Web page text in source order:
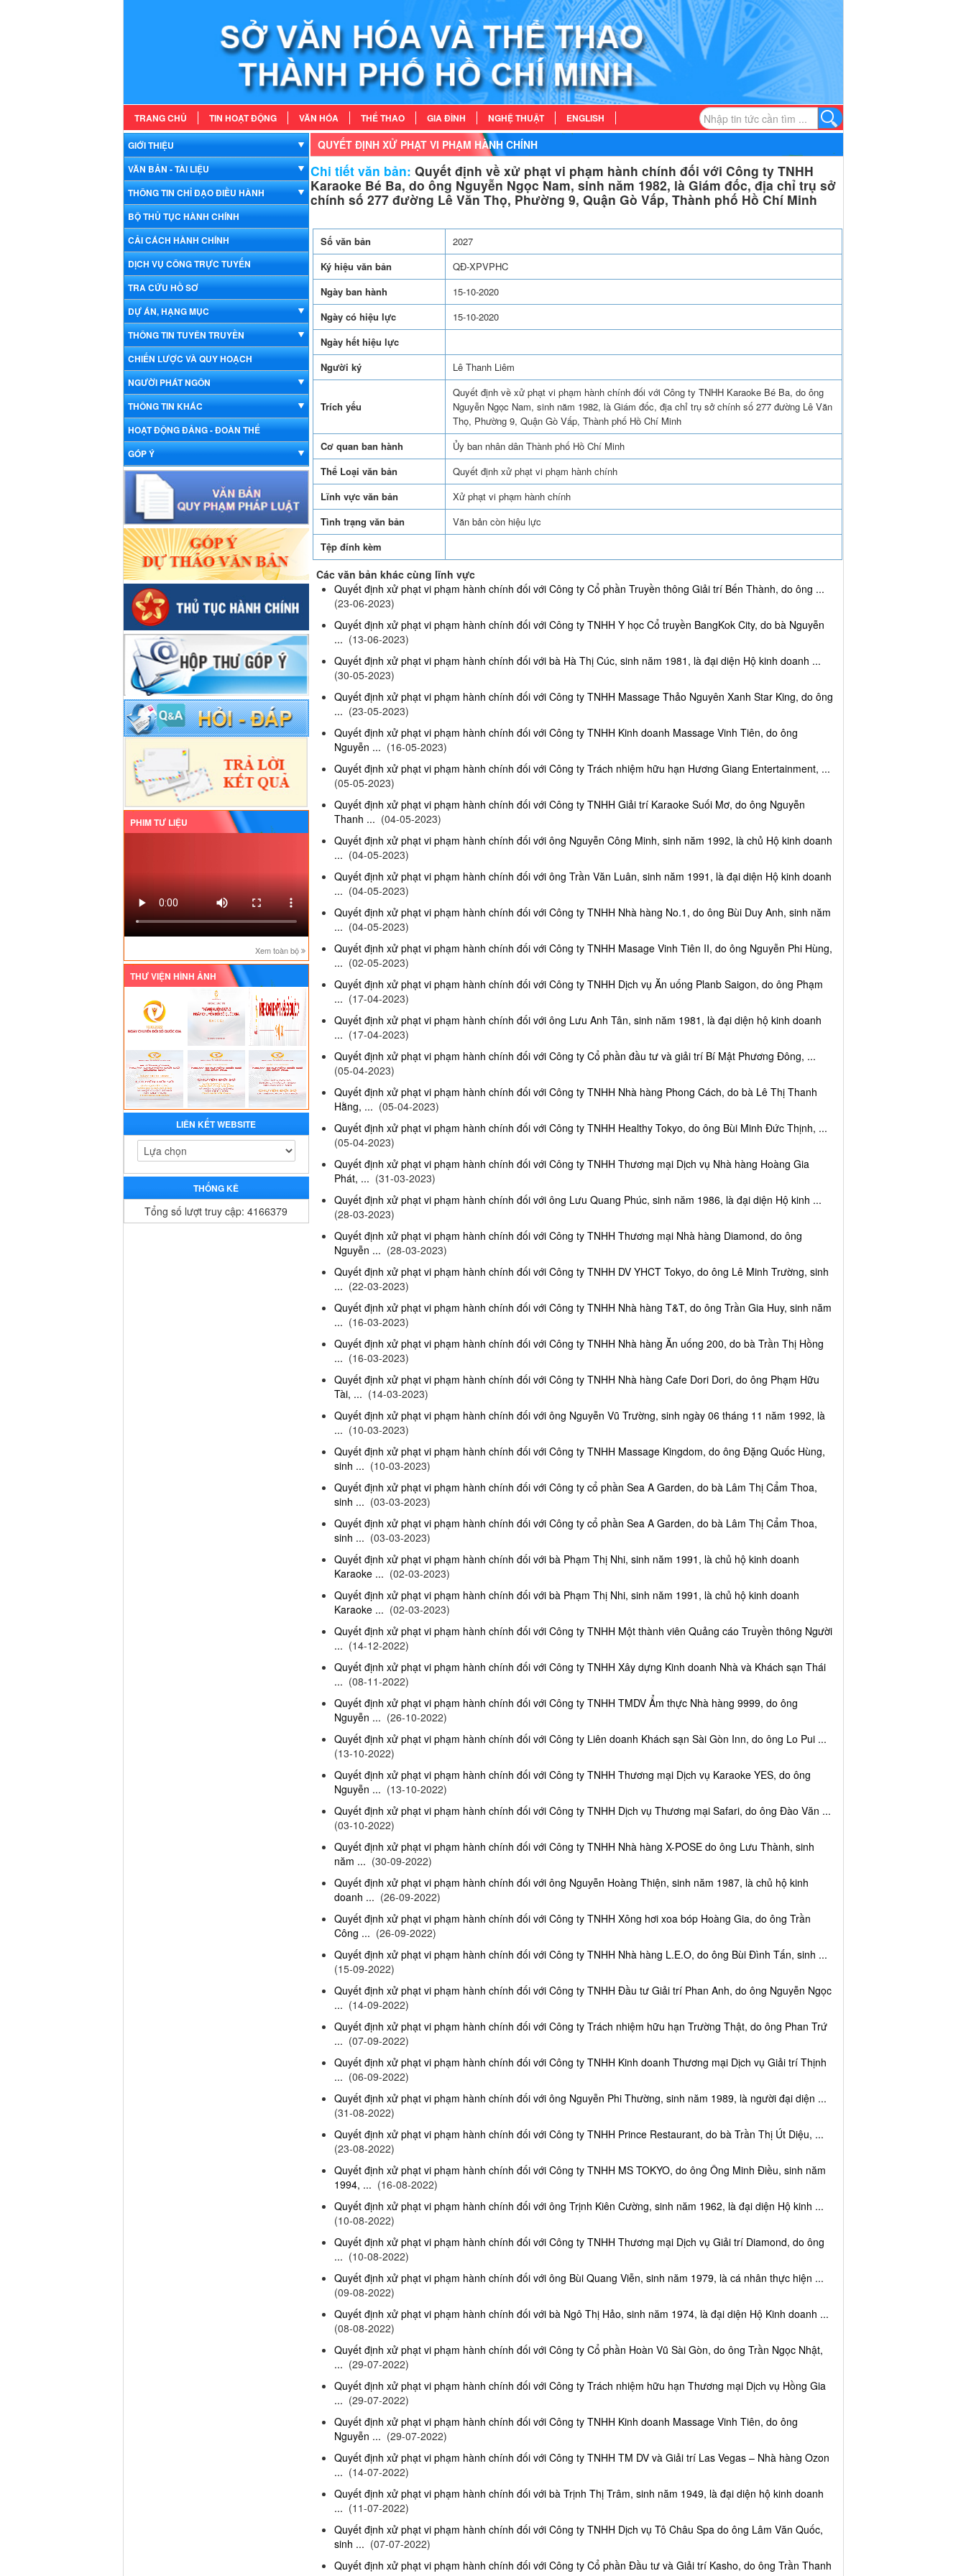
TRANG CHỦ TIN HOẠT ĐỘNG VĂN HÓA THỂ THAO GIA ĐÌNH NGHỆ THUẬT ENGLISH
GIỚI THIỆU
VĂN BẢN - TÀI LIỆU
THÔNG TIN CHỈ ĐẠO ĐIỀU HÀNH
BỘ THỦ TỤC HÀNH CHÍNH
CẢI CÁCH HÀNH CHÍNH
DỊCH VỤ CÔNG TRỰC TUYẾN
TRA CỨU HỒ SƠ
DỰ ÁN, HẠNG MỤC
THÔNG TIN TUYÊN TRUYỀN
CHIẾN LƯỢC VÀ QUY HOẠCH
NGƯỜI PHÁT NGÔN
THÔNG TIN KHÁC
HOẠT ĐỘNG ĐẢNG - ĐOÀN THỂ
GÓP Ý
PHIM TƯ LIỆU
Xem toàn bộ
THƯ VIỆN HÌNH ẢNH
LIÊN KẾT WEBSITE
THỐNG KÊ
Tổng số lượt truy cập: 4166379
QUYẾT ĐỊNH XỬ PHẠT VI PHẠM HÀNH CHÍNH
Chi tiết văn bản: Quyết định về xử phạt vi phạm hành chính đối với Công ty TNHH
Karaoke Bé Ba, do ông Nguyễn Ngọc Nam, sinh năm 1982, là Giám đốc, địa chỉ trụ sở
chính số 277 đường Lê Văn Thọ, Phường 9, Quận Gò Vấp, Thành phố Hồ Chí Minh
Số văn bản
2027
Ký hiệu văn bản
QĐ-XPVPHC
Ngày ban hành
15-10-2020
Ngày có hiệu lực
15-10-2020
Ngày hết hiệu lực
Người ký
Lê Thanh Liêm
Trích yếu
Quyết định về xử phạt vi phạm hành chính đối với Công ty TNHH Karaoke Bé Ba, do ông
Nguyễn Ngọc Nam, sinh năm 1982, là Giám đốc, địa chỉ trụ sở chính số 277 đường Lê Văn
Thọ, Phường 9, Quận Gò Vấp, Thành phố Hồ Chí Minh
Cơ quan ban hành
Ủy ban nhân dân Thành phố Hồ Chí Minh
Thể Loại văn bản
Quyết định xử phạt vi phạm hành chính
Lĩnh vực văn bản
Xử phạt vi phạm hành chính
Tình trạng văn bản
Văn bản còn hiệu lực
Tệp đính kèm
Các văn bản khác cùng lĩnh vực
Quyết định xử phạt vi phạm hành chính đối với Công ty Cổ phần Truyền thông Giải trí Bến Thành, do ông ...
(23-06-2023)
Quyết định xử phạt vi phạm hành chính đối với Công ty TNHH Y học Cổ truyền BangKok City, do bà Nguyễn
... (13-06-2023)
Quyết định xử phạt vi phạm hành chính đối với bà Hà Thị Cúc, sinh năm 1981, là đại diện Hộ kinh doanh ...
(30-05-2023)
Quyết định xử phạt vi phạm hành chính đối với Công ty TNHH Massage Thảo Nguyên Xanh Star King, do ông
... (23-05-2023)
Quyết định xử phạt vi phạm hành chính đối với Công ty TNHH Kinh doanh Massage Vinh Tiên, do ông
Nguyễn ... (16-05-2023)
Quyết định xử phạt vi phạm hành chính đối với Công ty Trách nhiệm hữu hạn Hương Giang Entertainment, ...
(05-05-2023)
Quyết định xử phạt vi phạm hành chính đối với Công ty TNHH Giải trí Karaoke Suối Mơ, do ông Nguyễn
Thanh ... (04-05-2023)
Quyết định xử phạt vi phạm hành chính đối với ông Nguyễn Công Minh, sinh năm 1992, là chủ Hộ kinh doanh
... (04-05-2023)
Quyết định xử phạt vi phạm hành chính đối với ông Trần Văn Luân, sinh năm 1991, là đại diện Hộ kinh doanh
... (04-05-2023)
Quyết định xử phạt vi phạm hành chính đối với Công ty TNHH Nhà hàng No.1, do ông Bùi Duy Anh, sinh năm
... (04-05-2023)
Quyết định xử phạt vi phạm hành chính đối với Công ty TNHH Masage Vinh Tiên II, do ông Nguyễn Phi Hùng,
... (02-05-2023)
Quyết định xử phạt vi phạm hành chính đối với Công ty TNHH Dịch vụ Ăn uống Planb Saigon, do ông Phạm
... (17-04-2023)
Quyết định xử phạt vi phạm hành chính đối với ông Lưu Anh Tân, sinh năm 1981, là đại diện hộ kinh doanh
... (17-04-2023)
Quyết định xử phạt vi phạm hành chính đối với Công ty Cổ phần đầu tư và giải trí Bí Mật Phương Đông, ...
(05-04-2023)
Quyết định xử phạt vi phạm hành chính đối với Công ty TNHH Nhà hàng Phong Cách, do bà Lê Thị Thanh
Hằng, ... (05-04-2023)
Quyết định xử phạt vi phạm hành chính đối với Công ty TNHH Healthy Tokyo, do ông Bùi Minh Đức Thịnh, ...
(05-04-2023)
Quyết định xử phạt vi phạm hành chính đối với Công ty TNHH Thương mại Dịch vụ Nhà hàng Hoàng Gia
Phát, ... (31-03-2023)
Quyết định xử phạt vi phạm hành chính đối với ông Lưu Quang Phúc, sinh năm 1986, là đại diện Hộ kinh ...
(28-03-2023)
Quyết định xử phạt vi phạm hành chính đối với Công ty TNHH Thương mại Nhà hàng Diamond, do ông
Nguyễn ... (28-03-2023)
Quyết định xử phạt vi phạm hành chính đối với Công ty TNHH DV YHCT Tokyo, do ông Lê Minh Trường, sinh
... (22-03-2023)
Quyết định xử phạt vi phạm hành chính đối với Công ty TNHH Nhà hàng T&T, do ông Trần Gia Huy, sinh năm
... (16-03-2023)
Quyết định xử phạt vi phạm hành chính đối với Công ty TNHH Nhà hàng Ăn uống 200, do bà Trần Thị Hồng
... (16-03-2023)
Quyết định xử phạt vi phạm hành chính đối với Công ty TNHH Nhà hàng Cafe Dori Dori, do ông Phạm Hữu
Tài, ... (14-03-2023)
Quyết định xử phạt vi phạm hành chính đối với ông Nguyễn Vũ Trường, sinh ngày 06 tháng 11 năm 1992, là
... (10-03-2023)
Quyết định xử phạt vi phạm hành chính đối với Công ty TNHH Massage Kingdom, do ông Đặng Quốc Hùng,
sinh ... (10-03-2023)
Quyết định xử phạt vi phạm hành chính đối với Công ty cổ phần Sea A Garden, do bà Lâm Thị Cẩm Thoa,
sinh ... (03-03-2023)
Quyết định xử phạt vi phạm hành chính đối với Công ty cổ phần Sea A Garden, do bà Lâm Thị Cẩm Thoa,
sinh ... (03-03-2023)
Quyết định xử phạt vi phạm hành chính đối với bà Phạm Thị Nhi, sinh năm 1991, là chủ hộ kinh doanh
Karaoke ... (02-03-2023)
Quyết định xử phạt vi phạm hành chính đối với bà Phạm Thị Nhi, sinh năm 1991, là chủ hộ kinh doanh
Karaoke ... (02-03-2023)
Quyết định xử phạt vi phạm hành chính đối với Công ty TNHH Một thành viên Quảng cáo Truyền thông Người
... (14-12-2022)
Quyết định xử phạt vi phạm hành chính đối với Công ty TNHH Xây dựng Kinh doanh Nhà và Khách sạn Thái
... (08-11-2022)
Quyết định xử phạt vi phạm hành chính đối với Công ty TNHH TMDV Ẩm thực Nhà hàng 9999, do ông
Nguyễn ... (26-10-2022)
Quyết định xử phạt vi phạm hành chính đối với Công ty Liên doanh Khách sạn Sài Gòn Inn, do ông Lo Pui ...
(13-10-2022)
Quyết định xử phạt vi phạm hành chính đối với Công ty TNHH Thương mại Dịch vụ Karaoke YES, do ông
Nguyễn ... (13-10-2022)
Quyết định xử phạt vi phạm hành chính đối với Công ty TNHH Dịch vụ Thương mại Safari, do ông Đào Văn ...
(03-10-2022)
Quyết định xử phạt vi phạm hành chính đối với Công ty TNHH Nhà hàng X-POSE do ông Lưu Thành, sinh
năm ... (30-09-2022)
Quyết định xử phạt vi phạm hành chính đối với ông Nguyễn Hoàng Thiện, sinh năm 1987, là chủ hộ kinh
doanh ... (26-09-2022)
Quyết định xử phạt vi phạm hành chính đối với Công ty TNHH Xông hơi xoa bóp Hoàng Gia, do ông Trần
Công ... (26-09-2022)
Quyết định xử phạt vi phạm hành chính đối với Công ty TNHH Nhà hàng L.E.O, do ông Bùi Đình Tấn, sinh ...
(15-09-2022)
Quyết định xử phạt vi phạm hành chính đối với Công ty TNHH Đầu tư Giải trí Phan Anh, do ông Nguyễn Ngọc
... (14-09-2022)
Quyết định xử phạt vi phạm hành chính đối với Công ty Trách nhiệm hữu hạn Trường Thật, do ông Phan Trứ
... (07-09-2022)
Quyết định xử phạt vi phạm hành chính đối với Công ty TNHH Kinh doanh Thương mại Dịch vụ Giải trí Thịnh
... (06-09-2022)
Quyết định xử phạt vi phạm hành chính đối với ông Nguyễn Phi Thường, sinh năm 1989, là người đại diện ...
(31-08-2022)
Quyết định xử phạt vi phạm hành chính đối với Công ty TNHH Prince Restaurant, do bà Trần Thị Út Diệu, ...
(23-08-2022)
Quyết định xử phạt vi phạm hành chính đối với Công ty TNHH MS TOKYO, do ông Ông Minh Điều, sinh năm
1994, ... (16-08-2022)
Quyết định xử phạt vi phạm hành chính đối với ông Trịnh Kiên Cường, sinh năm 1962, là đại diện Hộ kinh ...
(10-08-2022)
Quyết định xử phạt vi phạm hành chính đối với Công ty TNHH Thương mại Dịch vụ Giải trí Diamond, do ông
... (10-08-2022)
Quyết định xử phạt vi phạm hành chính đối với ông Bùi Quang Viễn, sinh năm 1979, là cá nhân thực hiện ...
(09-08-2022)
Quyết định xử phạt vi phạm hành chính đối với bà Ngô Thị Hảo, sinh năm 1974, là đại diện Hộ Kinh doanh ...
(08-08-2022)
Quyết định xử phạt vi phạm hành chính đối với Công ty Cổ phần Hoàn Vũ Sài Gòn, do ông Trần Ngọc Nhật,
... (29-07-2022)
Quyết định xử phạt vi phạm hành chính đối với Công ty Trách nhiệm hữu hạn Thương mại Dịch vụ Hồng Gia
... (29-07-2022)
Quyết định xử phạt vi phạm hành chính đối với Công ty TNHH Kinh doanh Massage Vinh Tiên, do ông
Nguyễn ... (29-07-2022)
Quyết định xử phạt vi phạm hành chính đối với Công ty TNHH TM DV và Giải trí Las Vegas – Nhà hàng Ozon
... (14-07-2022)
Quyết định xử phạt vi phạm hành chính đối với bà Trịnh Thị Trâm, sinh năm 1949, là đại diện hộ kinh doanh
... (11-07-2022)
Quyết định xử phạt vi phạm hành chính đối với Công ty TNHH Dịch vụ Tô Châu Spa do ông Lâm Văn Quốc,
sinh ... (07-07-2022)
Quyết định xử phạt vi phạm hành chính đối với Công ty Cổ phần Đầu tư và Giải trí Kasho, do ông Trần Thanh